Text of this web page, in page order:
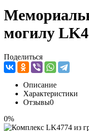
могилу
Поделиться
Описание
Характеристики
Отзывы0
0%